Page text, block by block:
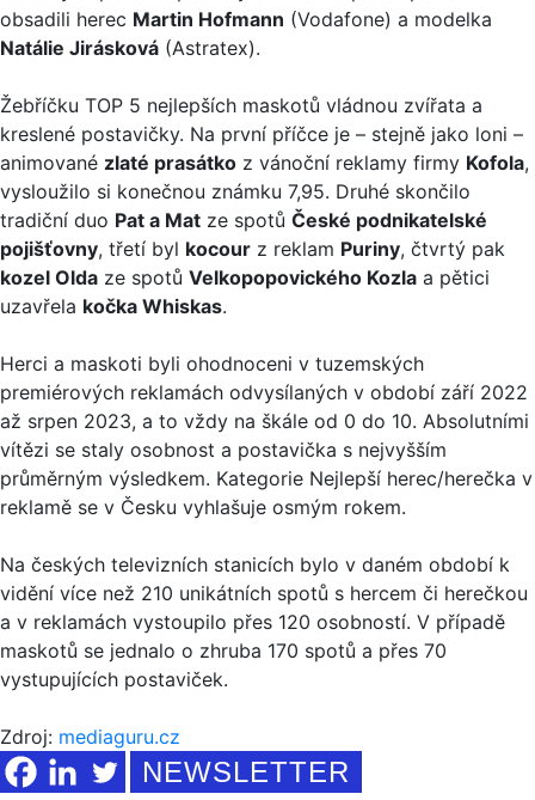
obsadili herec Martin Hofmann (Vodafone) a modelka
Natálie Jirásková (Astratex).
Žebříčku TOP 5 nejlepších maskotů vládnou zvířata a
kreslené postavičky. Na první příčce je – stejně jako loni –
animované zlaté prasátko z vánoční reklamy firmy Kofola,
vysloužilo si konečnou známku 7,95. Druhé skončilo
tradiční duo Pat a Mat ze spotů České podnikatelské
pojišťovny, třetí byl kocour z reklam Puriny, čtvrtý pak
kozel Olda ze spotů Velkopopovického Kozla a pětici
uzavřela kočka Whiskas.
Herci a maskoti byli ohodnoceni v tuzemských
premiérových reklamách odvysílaných v období září 2022
až srpen 2023, a to vždy na škále od 0 do 10. Absolutními
vítězi se staly osobnost a postavička s nejvyšším
průměrným výsledkem. Kategorie Nejlepší herec/herečka v
reklamě se v Česku vyhlašuje osmým rokem.
Na českých televizních stanicích bylo v daném období k
vidění více než 210 unikátních spotů s hercem či herečkou
a v reklamách vystoupilo přes 120 osobností. V případě
maskotů se jednalo o zhruba 170 spotů a přes 70
vystupujících postaviček.
Zdroj: mediaguru.cz
NEWSLETTER